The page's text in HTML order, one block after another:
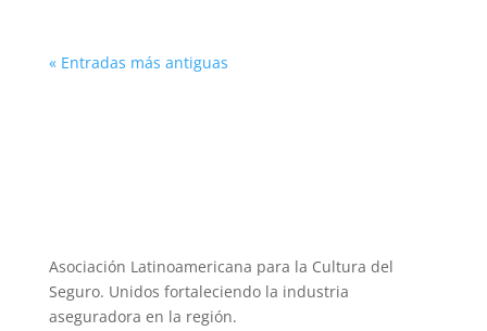
« Entradas más antiguas
Asociación Latinoamericana para la Cultura del
Seguro. Unidos fortaleciendo la industria
aseguradora en la región.